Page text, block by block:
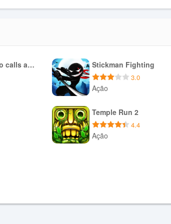
imo beta -video calls and chat Stickman Fighting
3.0
Ação
Baixar APK
Temple Run 2
4.4
Ação